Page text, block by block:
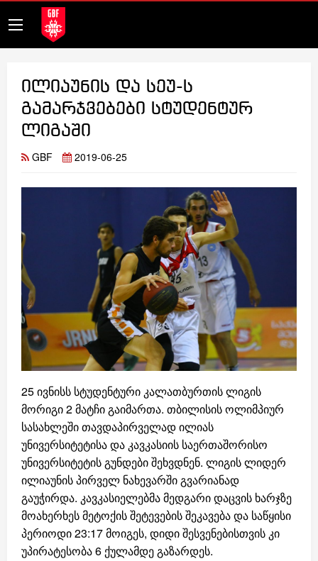
ილიაუნის და სეუ-ს
გამარჯვებები სტუდენტურ
ლიგაში
GBF 2019-06-25
25 ივნისს სტუდენტური კალათბურთის ლიგის
მორიგი 2 მატჩი გაიმართა. თბილისის ოლიმპიურ
სასახლეში თავდაპირველად ილიას
უნივერსიტეტისა და კავკასიის საერთაშორისო
უნივერსიტეტის გუნდები შეხვდნენ. ლიგის ლიდერ
ილიაუნის პირველ ნახევარში გვარიანად
გაუჭირდა. კავკასიელებმა მედგარი დაცვის ხარჯზე
მოახერხეს მეტოქის შეტევების შეკავება და საწყისი
პერიოდი 23:17 მოიგეს, დიდი შესვენებისთვის კი
უპირატესობა 6 ქულამდე გაზარდეს.